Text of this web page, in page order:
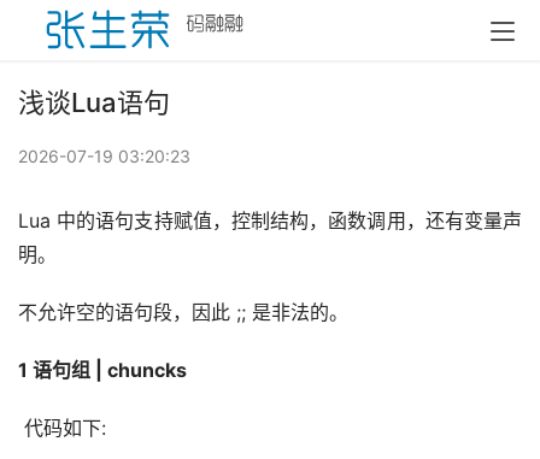
浅谈Lua语句
2026-07-19 03:20:23
Lua 中的语句支持赋值，控制结构，函数调用，还有变量声
明。
不允许空的语句段，因此 ;; 是非法的。
1 语句组 | chuncks
代码如下: